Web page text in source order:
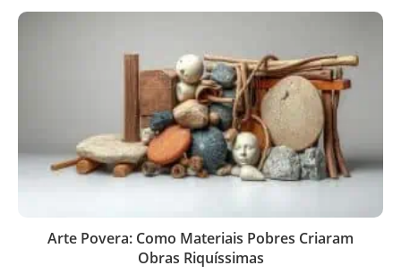
Arte Povera: Como Materiais Pobres Criaram
Obras Riquíssimas